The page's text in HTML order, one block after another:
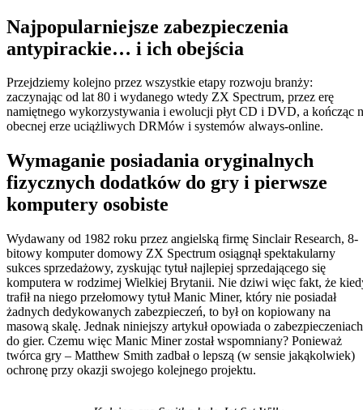
Najpopularniejsze zabezpieczenia
antypirackie… i ich obejścia
Przejdziemy kolejno przez wszystkie etapy rozwoju branży:
zaczynając od lat 80 i wydanego wtedy ZX Spectrum, przez erę
namiętnego wykorzystywania i ewolucji płyt CD i DVD, a kończąc
obecnej erze uciążliwych DRMów i systemów always-online.
Wymaganie posiadania oryginalnych
fizycznych dodatków do gry i pierwsze
komputery osobiste
Wydawany od 1982 roku przez angielską firmę Sinclair Research, 8-
bitowy komputer domowy ZX Spectrum osiągnął spektakularny
sukces sprzedażowy, zyskując tytuł najlepiej sprzedającego się
komputera w rodzimej Wielkiej Brytanii. Nie dziwi więc fakt, że
trafił na niego przełomowy tytuł Manic Miner, który nie posiadał
żadnych dedykowanych zabezpieczeń, to był on kopiowany na
masową skalę. Jednak niniejszy artykuł opowiada o zabezpieczeniach
do gier. Czemu więc Manic Miner został wspomniany? Ponieważ
twórca gry – Matthew Smith zadbał o lepszą (w sensie jakąkolwiek)
ochronę przy okazji swojego kolejnego projektu.